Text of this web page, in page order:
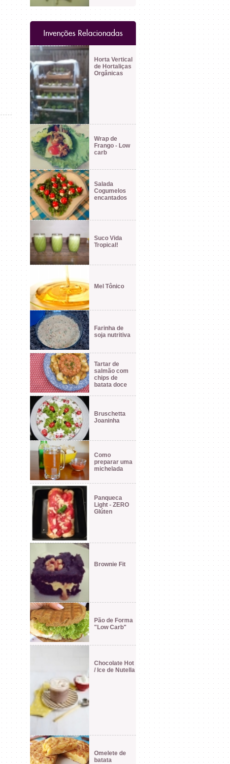
Invenções Relacionadas
Horta Vertical
de Hortaliças
Orgânicas
Wrap de
Frango - Low
carb
Salada
Cogumelos
encantados
Suco Vida
Tropical!
Mel Tônico
Farinha de
soja nutritiva
Tartar de
salmão com
chips de
batata doce
Bruschetta
Joaninha
Como
preparar uma
michelada
Panqueca
Light - ZERO
Glúten
Brownie Fit
Pão de Forma
"Low Carb"
Chocolate Hot
/ Ice de Nutella
Omelete de
batata